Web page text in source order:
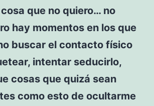
que no quiero… no
hay momentos en los que
buscar el contacto físico
intentar seducirlo,
cosas que quizá sean
como esto de ocultarme